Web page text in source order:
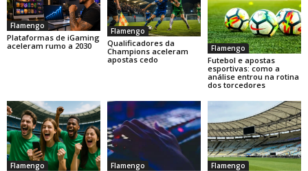
Flamengo
Plataformas de iGaming
aceleram rumo a 2030
Flamengo
Qualificadores da
Champions aceleram
apostas cedo
Flamengo
Futebol e apostas
esportivas: como a
análise entrou na rotina
dos torcedores
Flamengo Flamengo Flamengo